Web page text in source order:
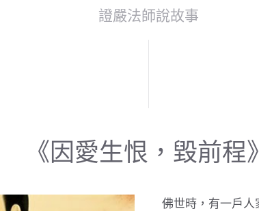
證嚴法師說故事
《因愛生恨，毀前程》
佛世時，有一戶人